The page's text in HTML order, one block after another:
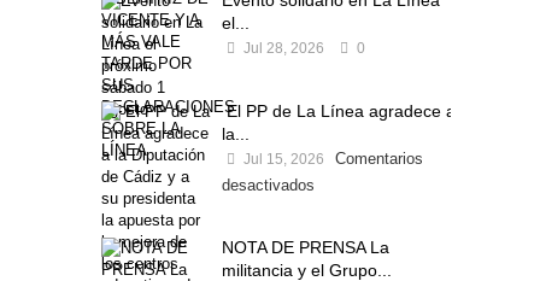
el...
Jul 28, 2026 0
El PP de La Línea agradece a
la...
Jul 15, 2026
Comentarios
desactivados
NOTA DE PRENSA La
militancia y el Grupo...